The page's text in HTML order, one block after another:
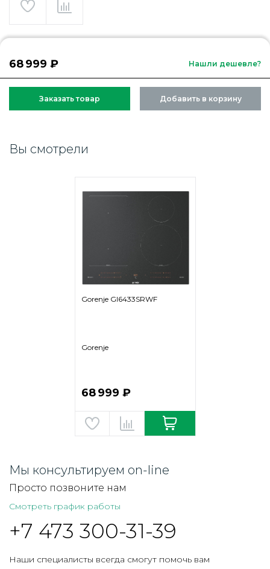
68 999 ₽ Нашли дешевле?
Заказать товар Добавить в корзину
Вы смотрели
Gorenje GI6433SRWF
Gorenje
68 999 ₽
Мы консультируем on-line
Просто позвоните нам
Смотреть график работы
+7 473 300-31-39
Наши специалисты всегда смогут помочь вам